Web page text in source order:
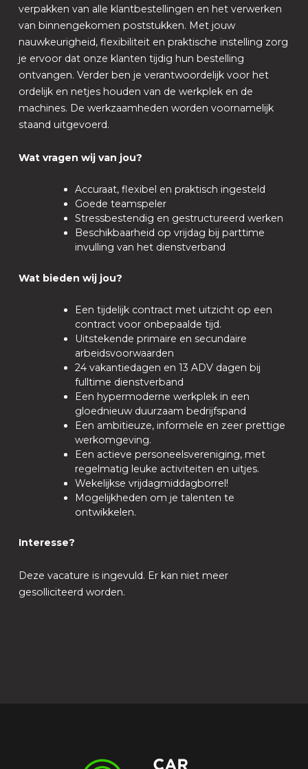
verpakken van alle klantbestellingen en het verwerken
van binnengekomen poststukken. Met jouw
nauwkeurigheid, flexibiliteit en praktische instelling zorg
je ervoor dat onze klanten tijdig hun bestelling
ontvangen. Verder ben je verantwoordelijk voor het
ordelijk en netjes houden van de werkplek en de
machines. De werkzaamheden worden voornamelijk
staand uitgevoerd.
Wat vragen wij van jou?
Accuraat, flexibel en praktisch ingesteld
Goede teamspeler
Stressbestendig en gestructureerd werken
Beschikbaarheid op vrijdag bij parttime
invulling van het dienstverband
Wat bieden wij jou?
Een tijdelijk contract met uitzicht op een
contract voor onbepaalde tijd.
Uitstekende primaire en secundaire
arbeidsvoorwaarden
24 vakantiedagen en 13 ADV dagen bij
fulltime dienstverband
Een hypermoderne werkplek in een
gloednieuw duurzaam bedrijfspand
Een ambitieuze, informele en zeer prettige
werkomgeving.
Een actieve personeelsvereniging, met
regelmatig leuke activiteiten en uitjes.
Wekelijkse vrijdagmiddagborrel!
Mogelijkheden om je talenten te
ontwikkelen.
Interesse?
Deze vacature is ingevuld. Er kan niet meer
gesolliciteerd worden.